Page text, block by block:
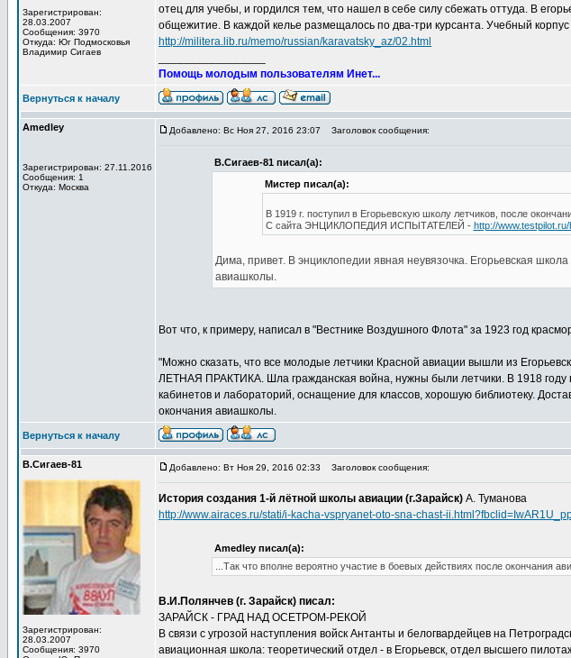
Зарегистрирован:
28.03.2007
Сообщения: 3970
Откуда: Юг Подмосковья
Владимир Сигаев
отец для учебы, и гордился тем, что нашел в себе силу сбежать оттуда. В
общежитие. В каждой келье размещалось по два-три курсанта. Учебный
http://militera.lib.ru/memo/russian/karavatsky_az/02.html
Помощь молодым пользователям Инет...
Вернуться к началу
Amedley
Зарегистрирован: 27.11.2016
Сообщения: 1
Откуда: Москва
Добавлено: Вс Ноя 27, 2016 23:07 Заголовок сообщения:
В.Сигаев-81 писал(а):
Мистер писал(а):
В 1919 г. поступил в Егорьевскую школу летчиков, после
С сайта ЭНЦИКЛОПЕДИЯ ИСПЫТАТЕЛЕЙ - http://
Дима, привет. В энциклопедии явная неувязочка. Егорьевская
авиашколы.
Вот что, к примеру, написал в "Вестнике Воздушного Флота" за 1923 год
"Можно сказать, что все молодые летчики Красной авиации вышли из
ЛЕТНАЯ ПРАКТИКА. Шла гражданская война, нужны были летчики. В 1918 году
кабинетов и лабораторий, оснащение для классов, хорошую библиотеку.
окончания авиашколы.
Вернуться к началу
В.Сигаев-81
Зарегистрирован:
28.03.2007
Сообщения: 3970
Добавлено: Вт Ноя 29, 2016 02:33 Заголовок сообщения:
История создания 1-й лётной школы авиации (г.Зарайск) А. Туманова
http://www.airaces.ru/stati/i-kacha-vspryanet-oto-sna-chast-
Amedley писал(а):
...Так что вполне вероятно участие в боевых действиях после окончания
В.И.Полянчев (г. Зарайск) писал:
ЗАРАЙСК - ГРАД НАД ОСЕТРОМ-РЕКОЙ
В связи с угрозой наступления войск Антанты и белогвардейцев на
авиационная школа: теоретический отдел - в Егорьевск, отдел высшего